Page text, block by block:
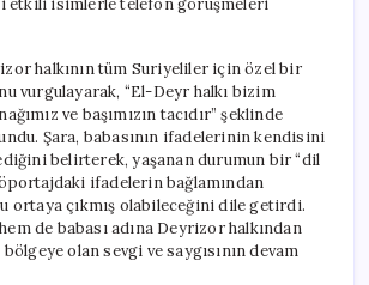
halkının tüm Suriyeliler için özel bir
vurgulayarak, “El-Deyr halkı bizim
ve başımızın tacıdır” şeklinde
Şara, babasının ifadelerinin kendisini
belirterek, yaşanan durumun bir “dil
ifadelerin bağlamından
ortaya çıkmış olabileceğini dile getirdi.
de babası adına Deyrizor halkından
olan sevgi ve saygısının devam